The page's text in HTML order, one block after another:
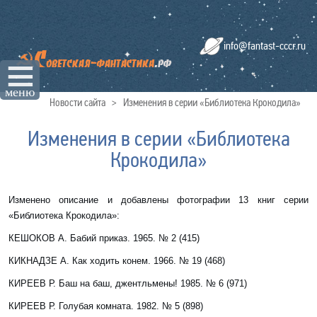
☰
меню
info@fantast-cccr.ru
Новости сайта > Изменения в серии «Библиотека Крокодила»
Изменения в серии «Библиотека
Крокодила»
Изменено описание и добавлены фотографии 13 книг серии
«Библиотека Крокодила»:
КЕШОКОВ А. Бабий приказ. 1965. № 2 (415)
КИКНАДЗЕ А. Как ходить конем. 1966. № 19 (468)
КИРЕЕВ Р. Баш на баш, джентльмены! 1985. № 6 (971)
КИРЕЕВ Р. Голубая комната. 1982. № 5 (898)